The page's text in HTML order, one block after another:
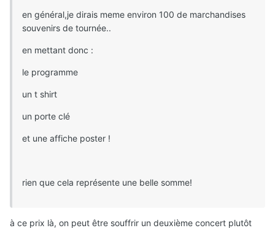
en général,je dirais meme environ 100 de marchandises
souvenirs de tournée..
en mettant donc :
le programme
un t shirt
un porte clé
et une affiche poster !
rien que cela représente une belle somme!
à ce prix là, on peut être souffrir un deuxième concert plutôt